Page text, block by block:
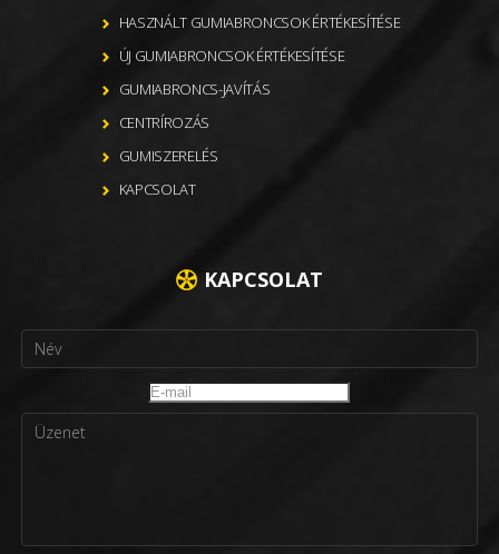
HASZNÁLT GUMIABRONCSOK ÉRTÉKESÍTÉSE
ÚJ GUMIABRONCSOK ÉRTÉKESÍTÉSE
GUMIABRONCS-JAVÍTÁS
CENTRÍROZÁS
GUMISZERELÉS
KAPCSOLAT
KAPCSOLAT